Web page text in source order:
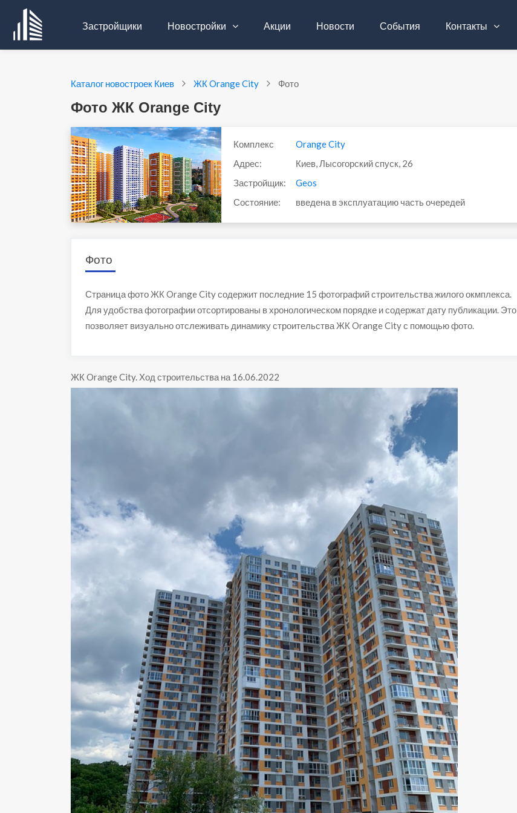
Застройщики Новостройки Акции Новости События Контакты
Каталог новостроек Киев ЖК Orange City Фото
Фото ЖК Orange City
Комплекс
Orange City
Адрес:
Киев, Лысогорский спуск, 26
Застройщик:
Geos
Состояние:
введена в эксплуатацию часть очередей
Фото
Страница фото ЖК Orange City содержит последние 15 фотографий строительства жилого окмплекса.
Для удобства фотографии отсортированы в хронологическом порядке и содержат дату публикации. Это
позволяет визуально отслеживать динамику строительства ЖК Orange City с помощью фото.
ЖК Orange City. Ход строительства на 16.06.2022